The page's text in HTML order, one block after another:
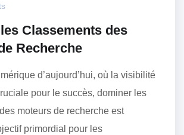
Classements des
Recherche
d’aujourd’hui, où la visibilité
pour le succès, dominer les
moteurs de recherche est
primordial pour les